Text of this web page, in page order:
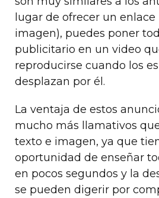
lugar de ofrecer un enlace
imagen), puedes poner
publicitario en un video
reproducirse cuando los
desplazan por él.
La ventaja de estos
mucho más llamativos
texto e imagen, ya que
oportunidad de enseñar
en pocos segundos y la
se pueden digerir por